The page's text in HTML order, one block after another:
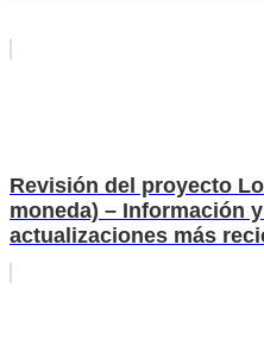
Revisión del proyecto
moneda) – Información
actualizaciones más